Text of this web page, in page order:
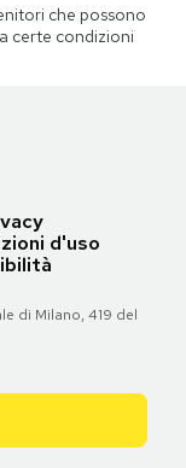
che possono
certe condizioni
d'uso
di Milano, 419 del